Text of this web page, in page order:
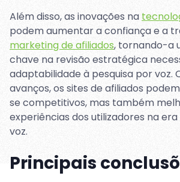
Além disso, as inovações na
podem aumentar a confiança e a
marketing de afiliados, tornando-a
chave na revisão estratégica
adaptabilidade à pesquisa por voz.
avanços, os sites de afiliados
se competitivos, mas também
experiências dos utilizadores na
voz.
Principais